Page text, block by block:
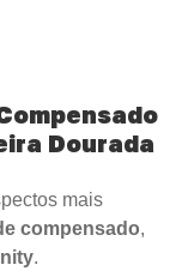
Dourada
mais
compensado,
.